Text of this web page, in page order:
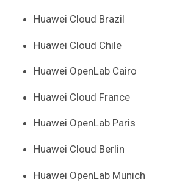
Huawei Cloud Brazil
Huawei Cloud Chile
Huawei OpenLab Cairo
Huawei Cloud France
Huawei OpenLab Paris
Huawei Cloud Berlin
Huawei OpenLab Munich